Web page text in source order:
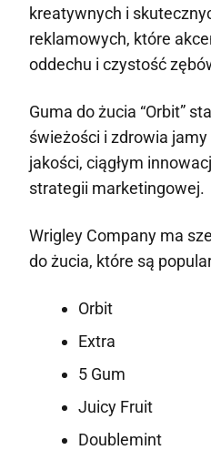
kreatywnych i
reklamowych, które
oddechu i czystość
Guma do żucia “Orbit”
świeżości i zdrowia
jakości, ciągłym
strategii marketingowej.
Wrigley Company ma
do żucia, które są
Orbit
Extra
5 Gum
Juicy Fruit
Doublemint